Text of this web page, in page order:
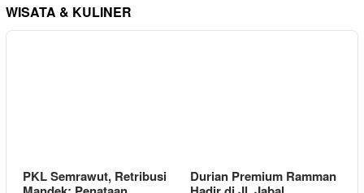
WISATA & KULINER
PKL Semrawut, Retribusi
Durian Premium Ramman